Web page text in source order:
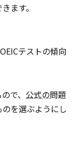
ます。
テストの傾向
で、 公式の問題
を選ぶようにし